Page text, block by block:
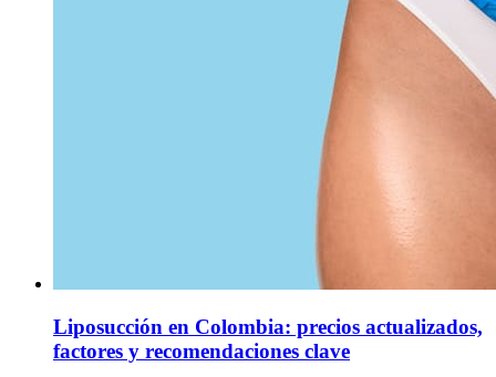
Liposucción en Colombia: precios actualizados,
factores y recomendaciones clave